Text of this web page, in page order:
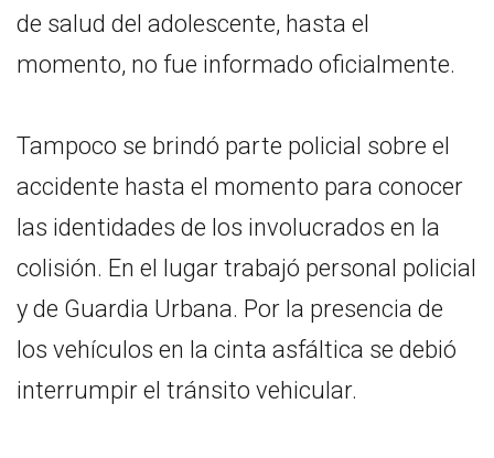
de salud del adolescente, hasta el
momento, no fue informado oficialmente.
Tampoco se brindó parte policial sobre el
accidente hasta el momento para conocer
las identidades de los involucrados en la
colisión. En el lugar trabajó personal policial
y de Guardia Urbana. Por la presencia de
los vehículos en la cinta asfáltica se debió
interrumpir el tránsito vehicular.